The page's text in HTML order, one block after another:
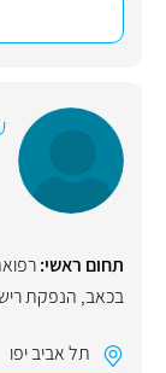
תחום ראשי:
בכאב, הנפקת
תל אביב יפו